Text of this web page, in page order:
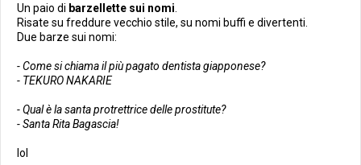
Un paio di barzellette sui nomi
Risate su freddure vecchio stile, su nomi buffi e divertenti.
Due barze sui nomi:
- Come si chiama il più pagato dentista giapponese?
- TEKURO NAKARIE
- Qual è la santa protrettrice delle prostitute?
- Santa Rita Bagascia!
lol